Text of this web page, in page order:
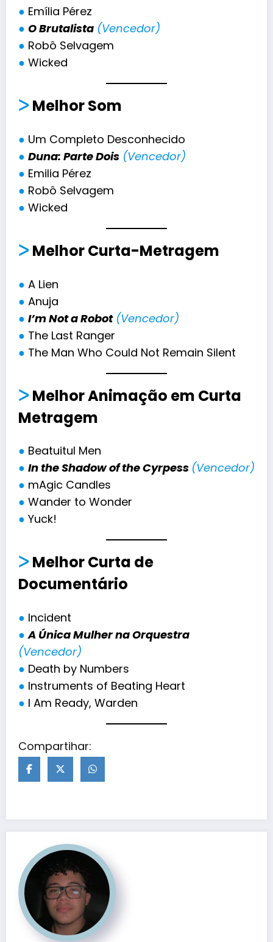
● Emília Pérez
● O Brutalista (Vencedor)
● Robô Selvagem
● Wicked
ᐳMelhorSom
● Um Completo Desconhecido
● Duna: Parte Dois (Vencedor)
● Emilia Pérez
● Robô Selvagem
● Wicked
ᐳMelhorCurta-Metragem
● A Lien
● Anuja
● I’m Not a Robot (Vencedor)
● The Last Ranger
● The Man Who Could Not Remain Silent
ᐳMelhorAnimação em Curta
Metragem
● Beatuitul Men
● In the Shadow of the Cyrpess (Vencedor)
● mAgic Candles
● Wander to Wonder
● Yuck!
ᐳMelhorCurta de
Documentário
● Incident
● A Única Mulher na Orquestra
(Vencedor)
● Death by Numbers
● Instruments of Beating Heart
● I Am Ready, Warden
Compartihar: